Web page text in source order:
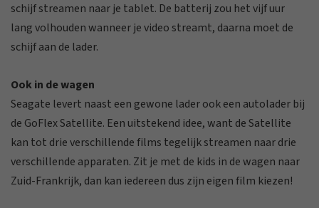
schijf streamen naar je tablet. De batterij zou het vijf uur
lang volhouden wanneer je video streamt, daarna moet de
schijf aan de lader.
Ook in de wagen
Seagate levert naast een gewone lader ook een autolader bij
de GoFlex Satellite. Een uitstekend idee, want de Satellite
kan tot drie verschillende films tegelijk streamen naar drie
verschillende apparaten. Zit je met de kids in de wagen naar
Zuid-Frankrijk, dan kan iedereen dus zijn eigen film kiezen!